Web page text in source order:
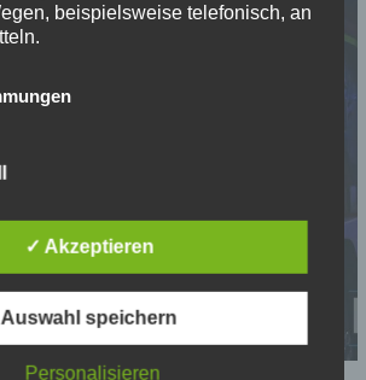
beispielsweise telefonisch, an
die durch den Europäischen
als auch für unsere Kunden und
einfach lesbar und verständlich sein.
möchten wir vorab die
erläutern.
in dieser Datenschutzerklärung
✓ Akzeptieren
Auswahl speichern
Personalisieren